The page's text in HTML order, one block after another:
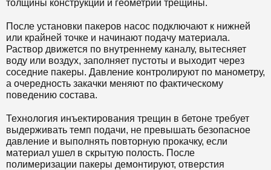
толщины конструкции и геометрии трещины.
После установки пакеров насос подключают к нижней
или крайней точке и начинают подачу материала.
Раствор движется по внутреннему каналу, вытесняет
воду или воздух, заполняет пустоты и выходит через
соседние пакеры. Давление контролируют по манометру,
а очередность закачки меняют по фактическому
поведению состава.
Технология инъектирования трещин в бетоне требует
выдерживать темп подачи, не превышать безопасное
давление и выполнять повторную прокачку, если
материал ушел в скрытую полость. После
полимеризации пакеры демонтируют, отверстия